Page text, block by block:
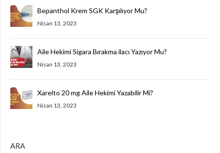
Bepanthol Krem SGK Karşılıyor Mu?
Nisan 13, 2023
Aile Hekimi Sigara Bırakma ilacı Yazıyor Mu?
Nisan 13, 2023
Xarelto 20 mg Aile Hekimi Yazabilir Mi?
Nisan 13, 2023
ARA